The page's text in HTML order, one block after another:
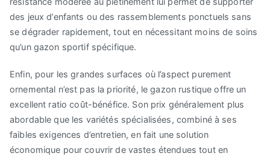
des jeux d’enfants ou des rassemblements ponctuels sans
se dégrader rapidement, tout en nécessitant moins de soins
qu’un gazon sportif spécifique.
Enfin, pour les grandes surfaces où l’aspect purement
ornemental n’est pas la priorité, le gazon rustique offre un
excellent ratio coût-bénéfice. Son prix généralement plus
abordable que les variétés spécialisées, combiné à ses
faibles exigences d’entretien, en fait une solution
économique pour couvrir de vastes étendues tout en